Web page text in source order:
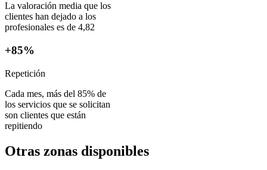
La valoración media que los
clientes han dejado a los
profesionales es de 4,82
+85%
Repetición
Cada mes, más del 85% de
los servicios que se solicitan
son clientes que están
repitiendo
Otras zonas disponibles